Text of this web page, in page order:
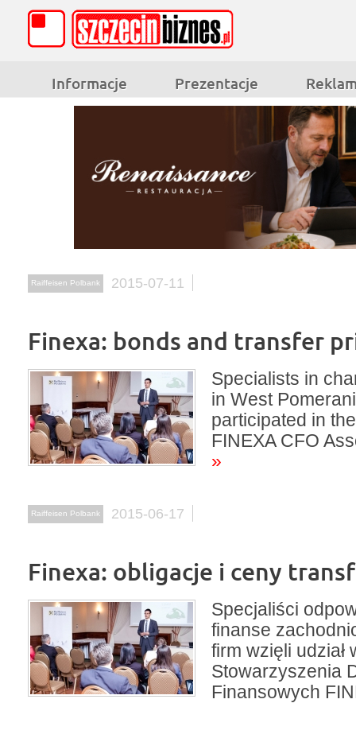
Informacje Prezentacje
Raiffeisen Polbank 2015-07-11
Finexa: bonds and transfer
Specialists in
in West
participated in
FINEXA CFO
»
Raiffeisen Polbank 2015-06-17
Finexa: obligacje i ceny
Specjaliści
finanse
firm wzięli udział
Stowarzyszenia
Finansowych